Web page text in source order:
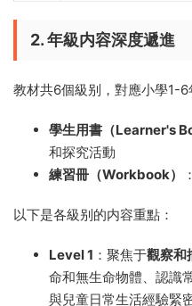
2. 年級内容深度遞進
教材共6個級别，對應小學1-6
學生用書（Learner's
和探究活動
練習冊（Workbook）
以下是各級别的内容重點：
Level 1 ：聚焦于觀察和
命和無生命物體、認識
與兒童日常生活經驗緊